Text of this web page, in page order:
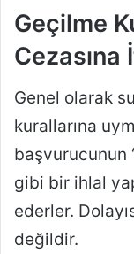
Geçilme
Genel olarak
kurallarına
başvurucunun
gibi bir ihlal
ederler.
değildir.